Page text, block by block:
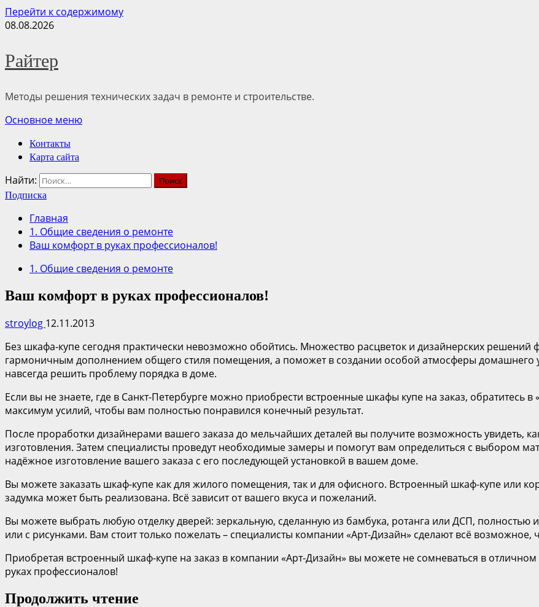
Перейти к содержимому
08.08.2026
Райтер
Методы решения технических задач в ремонте и строительстве.
Основное меню
Контакты
Карта сайта
Найти:
Подписка
Главная
1. Общие сведения о ремонте
Ваш комфорт в руках профессионалов!
1. Общие сведения о ремонте
Ваш комфорт в руках профессионалов!
stroylog 12.11.2013
Без шкафа-купе сегодня практически невозможно обойтись. Множество расцветок и дизайнерских решений
гармоничным дополнением общего стиля помещения, а поможет в создании особой атмосферы домашнего
навсегда решить проблему порядка в доме.
Если вы не знаете, где в Санкт-Петербурге можно приобрести встроенные шкафы купе на заказ, обратитесь
максимум усилий, чтобы вам полностью понравился конечный результат.
После проработки дизайнерами вашего заказа до мельчайших деталей вы получите возможность увидеть,
изготовления. Затем специалисты проведут необходимые замеры и помогут вам определиться с выбором
надёжное изготовление вашего заказа с его последующей установкой в вашем доме.
Вы можете заказать шкаф-купе как для жилого помещения, так и для офисного. Встроенный шкаф-купе или
задумка может быть реализована. Всё зависит от вашего вкуса и пожеланий.
Вы можете выбрать любую отделку дверей: зеркальную, сделанную из бамбука, ротанга или ДСП,
или с рисунками. Вам стоит только пожелать – специалисты компании «Арт-Дизайн» сделают всё
Приобретая встроенный шкаф-купе на заказ в компании «Арт-Дизайн» вы можете не сомневаться в
руках профессионалов!
Продолжить чтение